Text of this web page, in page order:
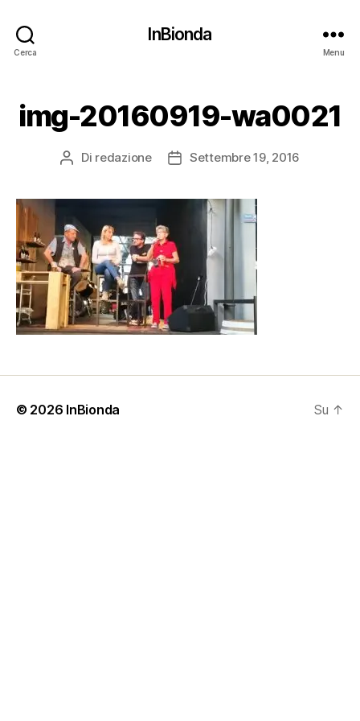
Cerca
InBionda
Menu
img-20160919-wa0021
Autore
Di redazione
DataSettembre 19, 2016
© 2026 InBionda Su ↑